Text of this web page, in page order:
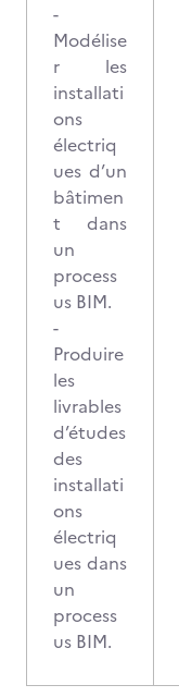
-
Modélise
r les
installati
ons
électriq
ues d’un
bâtimen
t dans
un
process
us BIM.
-
Produire
les
livrables
d’études
des
installati
ons
électriq
ues dans
un
process
us BIM.